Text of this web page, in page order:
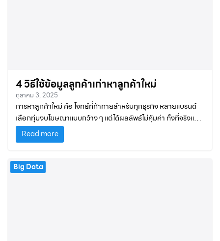
4 วิธีใช้ข้อมูลลูกค้าเก่าหาลูกค้าใหม่
ตุลาคม 3, 2025
การหาลูกค้าใหม่ คือ โจทย์ที่ท้าทายสำหรับทุกธุรกิจ หลายแบรนด์
เลือกทุ่มงบโฆษณาแบบกว้าง ๆ แต่ได้ผลลัพธ์ไม่คุ้มค่า ทั้งที่จริงแล้ว
ลูกค้าเก่า คือ “เข็มทิศ” ที่ช่วยชี้เป้าว่าลูกค้าใหม่ควรเป็นใคร มี
พฤติกรรมอย่างไร และควรเข้าหาด้วยวิธีไหน
Read more
Big Data